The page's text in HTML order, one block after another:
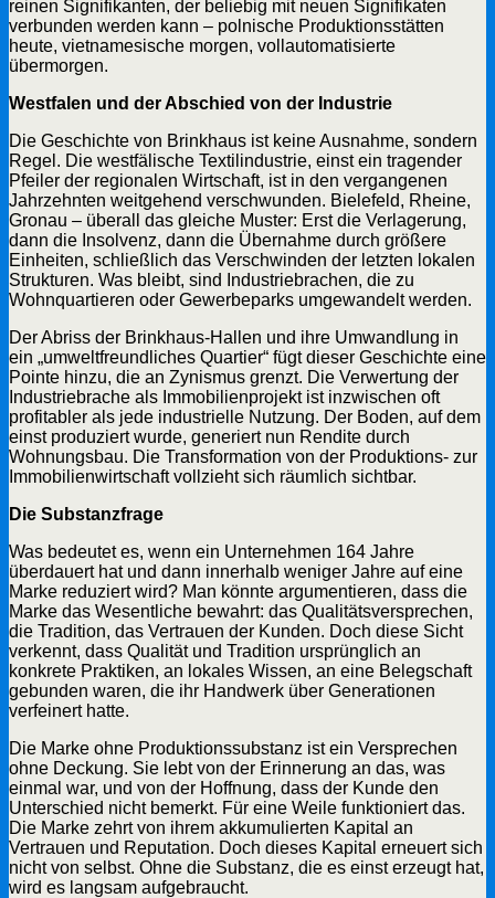
reinen Signifikanten, der beliebig mit neuen Signifikaten
verbunden werden kann – polnische Produktionsstätten
heute, vietnamesische morgen, vollautomatisierte
übermorgen.
Westfalen und der Abschied von der Industrie
Die Geschichte von Brinkhaus ist keine Ausnahme, sondern
Regel. Die westfälische Textilindustrie, einst ein tragender
Pfeiler der regionalen Wirtschaft, ist in den vergangenen
Jahrzehnten weitgehend verschwunden. Bielefeld, Rheine,
Gronau – überall das gleiche Muster: Erst die Verlagerung,
dann die Insolvenz, dann die Übernahme durch größere
Einheiten, schließlich das Verschwinden der letzten lokalen
Strukturen. Was bleibt, sind Industriebrachen, die zu
Wohnquartieren oder Gewerbeparks umgewandelt werden.
Der Abriss der Brinkhaus-Hallen und ihre Umwandlung in
ein „umweltfreundliches Quartier“ fügt dieser Geschichte eine
Pointe hinzu, die an Zynismus grenzt. Die Verwertung der
Industriebrache als Immobilienprojekt ist inzwischen oft
profitabler als jede industrielle Nutzung. Der Boden, auf dem
einst produziert wurde, generiert nun Rendite durch
Wohnungsbau. Die Transformation von der Produktions- zur
Immobilienwirtschaft vollzieht sich räumlich sichtbar.
Die Substanzfrage
Was bedeutet es, wenn ein Unternehmen 164 Jahre
überdauert hat und dann innerhalb weniger Jahre auf eine
Marke reduziert wird? Man könnte argumentieren, dass die
Marke das Wesentliche bewahrt: das Qualitätsversprechen,
die Tradition, das Vertrauen der Kunden. Doch diese Sicht
verkennt, dass Qualität und Tradition ursprünglich an
konkrete Praktiken, an lokales Wissen, an eine Belegschaft
gebunden waren, die ihr Handwerk über Generationen
verfeinert hatte.
Die Marke ohne Produktionssubstanz ist ein Versprechen
ohne Deckung. Sie lebt von der Erinnerung an das, was
einmal war, und von der Hoffnung, dass der Kunde den
Unterschied nicht bemerkt. Für eine Weile funktioniert das.
Die Marke zehrt von ihrem akkumulierten Kapital an
Vertrauen und Reputation. Doch dieses Kapital erneuert sich
nicht von selbst. Ohne die Substanz, die es einst erzeugt hat,
wird es langsam aufgebraucht.